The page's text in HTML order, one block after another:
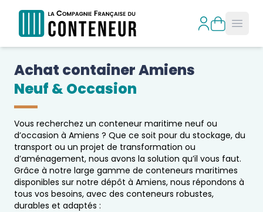
Achat container Amiens
Neuf & Occasion
Vous recherchez un conteneur maritime neuf ou
d’occasion à Amiens ? Que ce soit pour du stockage, du
transport ou un projet de transformation ou
d’aménagement, nous avons la solution qu’il vous faut.
Grâce à notre large gamme de conteneurs maritimes
disponibles sur notre dépôt à Amiens, nous répondons à
tous vos besoins, avec des conteneurs robustes,
durables et adaptés :